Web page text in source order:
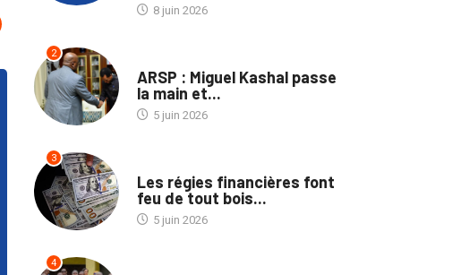
8 juin 2026
2
ARSP : Miguel Kashal passe
la main et...
5 juin 2026
3
Les régies financières font
feu de tout bois...
5 juin 2026
4